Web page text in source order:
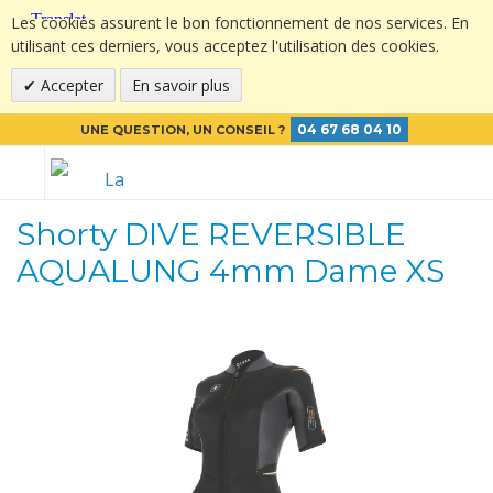
Les cookies assurent le bon fonctionnement de nos services. En
utilisant ces derniers, vous acceptez l'utilisation des cookies.
Accepter
En savoir plus
UNE QUESTION, UN CONSEIL ? 04 67 68 04 10
Shorty DIVE REVERSIBLE
AQUALUNG 4mm Dame XS